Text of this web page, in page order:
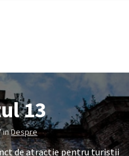
13
inDespre
de atractie pentru turistii